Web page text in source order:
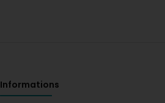
Informations